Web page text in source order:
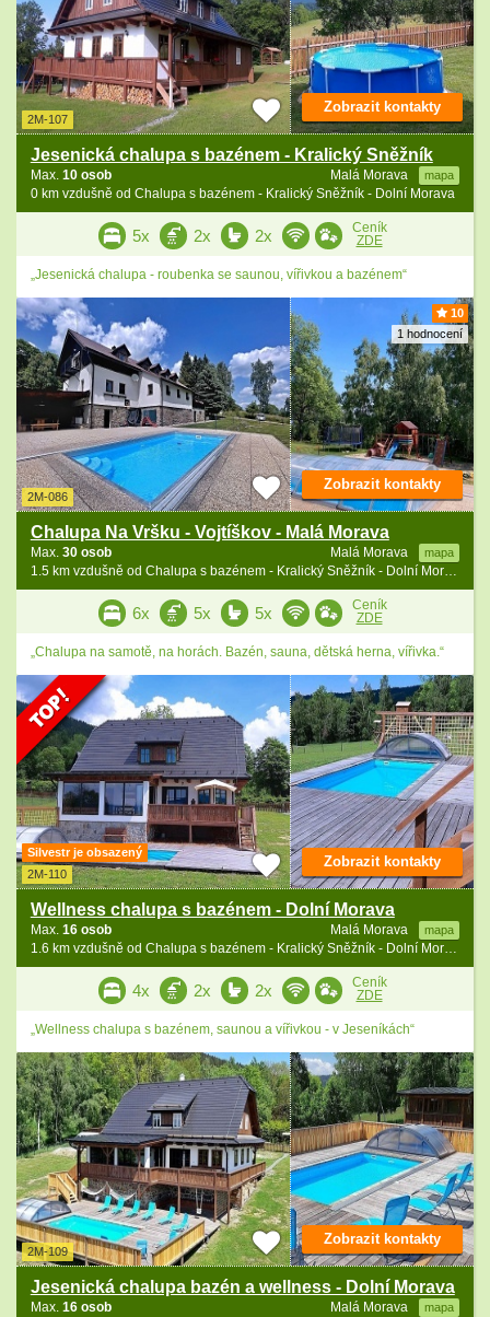
2M-107
Jesenická chalupa s bazénem - Kralický Sněžník
Malá Morava mapa
Max. 10 osob
0 km vzdušně od Chalupa s bazénem - Kralický Sněžník - Dolní Morava
Zobrazit kontakty
5x 2x 2x
Ceník
ZDE
„Jesenická chalupa - roubenka se saunou, vířivkou a bazénem“
10
1 hodnocení
2M-086
Chalupa Na Vršku - Vojtíškov - Malá Morava
Malá Morava mapa
Max. 30 osob
1.5 km vzdušně od Chalupa s bazénem - Kralický Sněžník - Dolní Morava
Zobrazit kontakty
6x 5x 5x
Ceník
ZDE
„Chalupa na samotě, na horách. Bazén, sauna, dětská herna, vířivka.“
Silvestr je obsazený
2M-110
Wellness chalupa s bazénem - Dolní Morava
Malá Morava mapa
Max. 16 osob
1.6 km vzdušně od Chalupa s bazénem - Kralický Sněžník - Dolní Morava
Zobrazit kontakty
4x 2x 2x
Ceník
ZDE
„Wellness chalupa s bazénem, saunou a vířivkou - v Jeseníkách“
2M-109
Jesenická chalupa bazén a wellness - Dolní Morava
Malá Morava mapa
Max. 16 osob
Zobrazit kontakty